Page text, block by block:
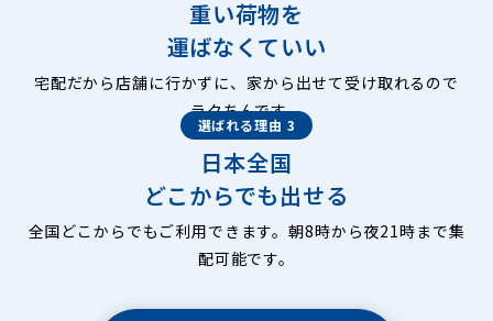
重い荷物を
運ばなくていい
宅配だから店舗に行かずに、家から出せて受け取れるので
ラクちんです。
選ばれる理由 3
日本全国
どこからでも出せる
全国どこからでもご利用できます。朝8時から夜21時まで集
配可能です。